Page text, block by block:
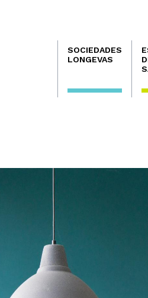
Navegación
principal
SOCIEDADES
LONGEVAS